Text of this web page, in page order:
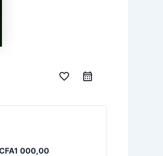
favorite_border
000,00